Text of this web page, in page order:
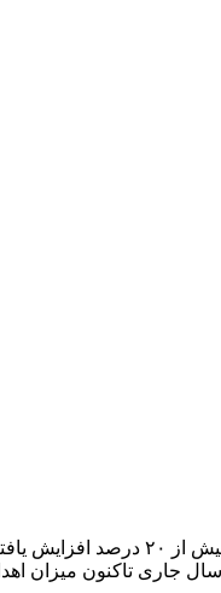
است.
سال جاری تاکنون میزان